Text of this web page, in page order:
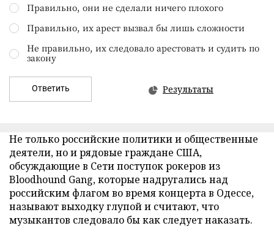
Правильно, они не сделали ничего плохого
Правильно, их арест вызвал бы лишь сложности
Не правильно, их следовало арестовать и судить по
закону
Ответить Результаты
Не только российские политики и общественные
деятели, но и рядовые граждане США,
обсуждающие в Сети поступок рокеров из
Bloodhound Gang, которые надругались над
российским флагом во время концерта в Одессе,
называют выходку глупой и считают, что
музыкантов следовало бы как следует наказать.